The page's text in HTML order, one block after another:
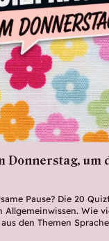
Donnerstag, um
Pause? Die 20
Allgemeinwissen. Wie
den Themen